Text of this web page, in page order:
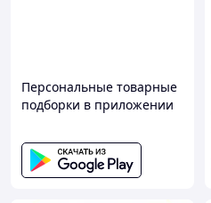
Персональные товарные
подборки в приложении